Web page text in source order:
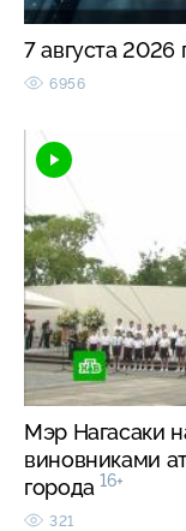
7 августа 2026
6956
Мэр Нагасаки
виновниками
города 16+
321